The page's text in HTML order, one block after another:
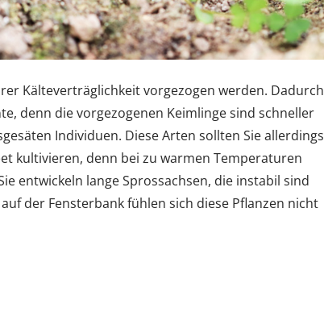
Kälteverträglichkeit vorgezogen werden. Dadurch
denn die vorgezogenen Keimlinge sind schneller
Individuen. Diese Arten sollten Sie allerdings
kultivieren, denn bei zu warmen Temperaturen
entwickeln lange Sprossachsen, die instabil sind
der Fensterbank fühlen sich diese Pflanzen nicht